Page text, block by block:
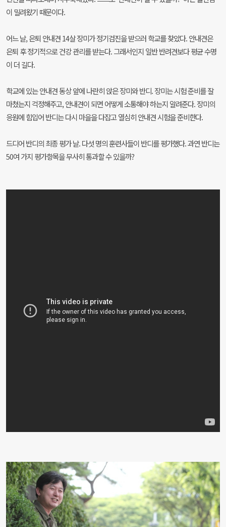
이 밀려왔기 때문이다.
어느 날, 은퇴 안내견 14살 장미가 정기검진을 받으러 학교를 찾았다. 안내견은
은퇴 후 정기적으로 건강 관리를 받는다. 그래서인지 일반 반려견보다 평균 수명
이 더 길다.
학교에 있는 안내견 동상 앞에 나란히 앉은 장미와 반디. 장미는 시험 준비를 잘
마쳤는지 걱정해주고, 안내견이 되면 어떻게 소통해야 하는지 알려준다. 장미의
응원에 힘입어 반디는 다시 마을을 다잡고 열심히 안내견 시험을 준비한다.
드디어 반디의 최종 평가 날. 다섯 명의 훈련사들이 반디를 평가했다. 과연 반디는
50여 가지 평가항목을 무사히 통과할 수 있을까?